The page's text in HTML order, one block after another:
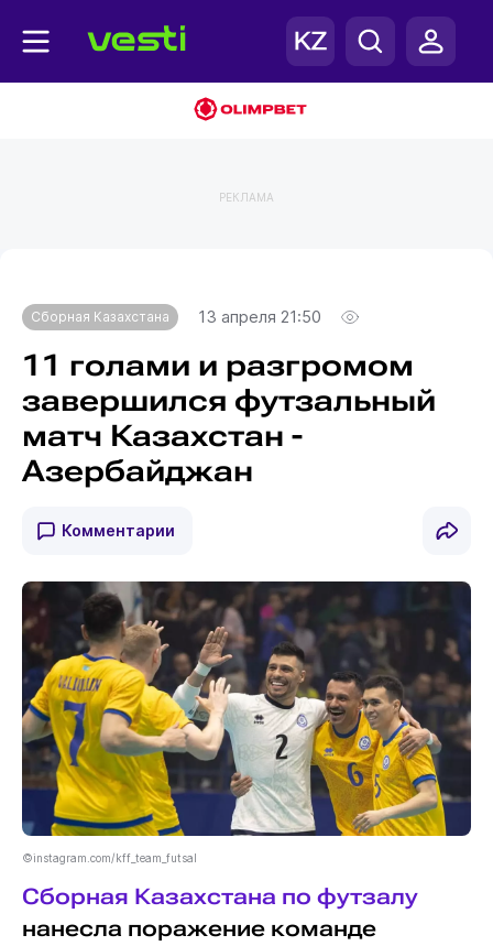
РЕКЛАМА
Сборная Казахстана 13 апреля 21:50
11 голами и разгромом
завершился футзальный
матч Казахстан -
Азербайджан
Комментарии
©instagram.com/kff_team_futsal
Сборная Казахстана по футзалу
нанесла поражение команде